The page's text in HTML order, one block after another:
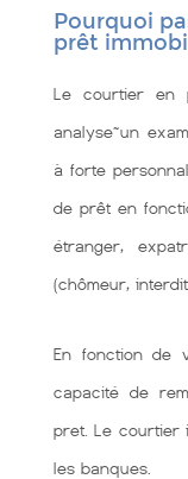
Pourquoi
prêt
Le courtier en
analyse~un
à forte
de prêt en
étranger,
(chômeur,
En fonction de
capacité de
pret. Le courtier
les banques.